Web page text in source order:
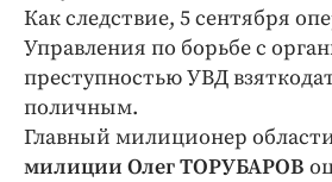
Издания
Медиаперсона
Интересное чтиво
Клиника года
Бренд года
Как следствие, 5 сентября
Управления по борьбе с
преступностью УВД
поличным.
Главный милиционер
милиции Олег ТОРУБАРОВ